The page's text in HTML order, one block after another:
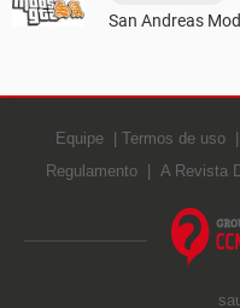
San Andreas
Equipe Termos de uso
Regulamento
A Revista